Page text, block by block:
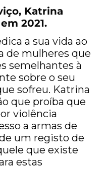
Katrina
2021.
a sua vida ao
de mulheres que
semelhantes à
sobre o seu
sofreu. Katrina
que proíba que
violência
a armas de
um registo de
que existe
estas